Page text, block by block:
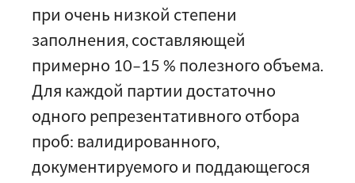
при очень низкой степени
заполнения, составляющей
примерно 10–15 % полезного объема.
Для каждой партии достаточно
одного репрезентативного отбора
проб: валидированного,
документируемого и поддающегося